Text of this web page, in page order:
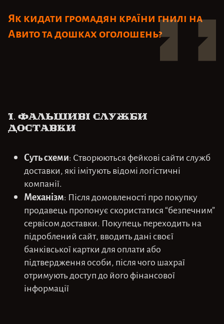
Як кидати громадян країни гнилі на
Авито та дошках оголошень?
1. Фальшиві служби
доставки
Суть схеми: Створюються фейкові сайти служб
доставки, які імітують відомі логістичні
компанії.
Механізм: Після домовленості про покупку
продавець пропонує скористатися “безпечним”
сервісом доставки. Покупець переходить на
підроблений сайт, вводить дані своєї
банківської картки для оплати або
підтвердження особи, після чого шахраї
отримують доступ до його фінансової
інформації